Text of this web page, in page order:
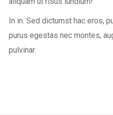
In in. Sed dictumst hac eros,
purus egestas nec montes,
pulvinar.